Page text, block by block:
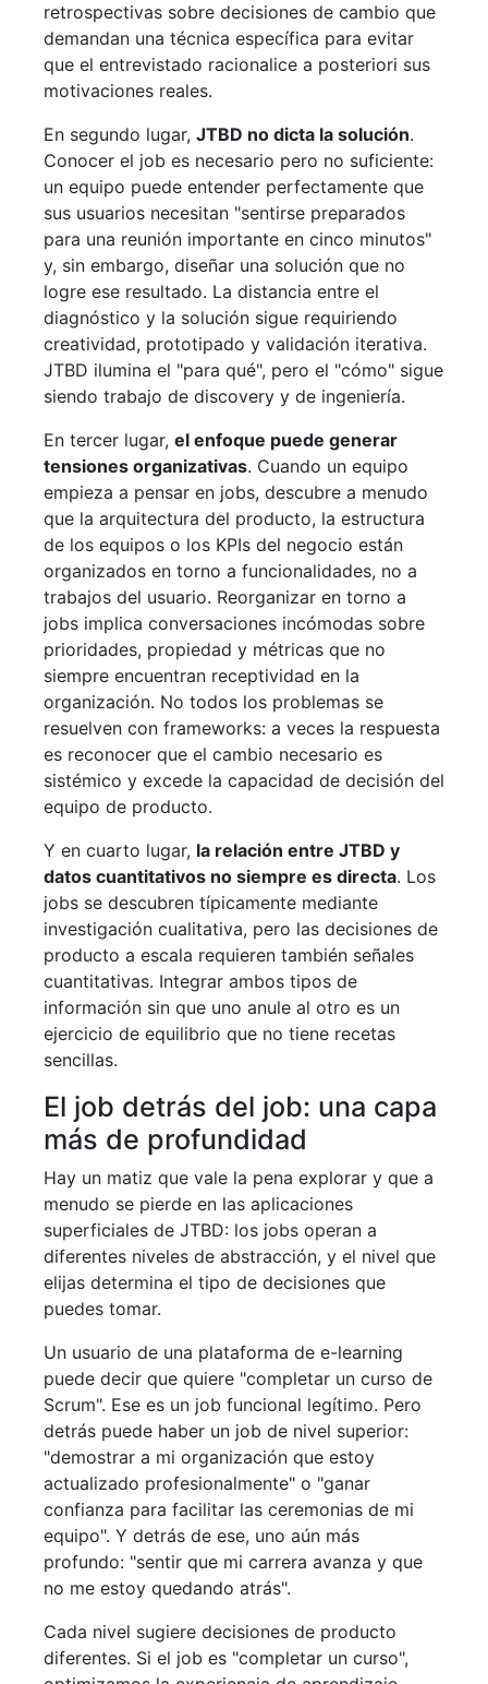
retrospectivas sobre decisiones de cambio que
demandan una técnica específica para evitar
que el entrevistado racionalice a posteriori sus
motivaciones reales.
En segundo lugar, JTBD no dicta la solución.
Conocer el job es necesario pero no suficiente:
un equipo puede entender perfectamente que
sus usuarios necesitan "sentirse preparados
para una reunión importante en cinco minutos"
y, sin embargo, diseñar una solución que no
logre ese resultado. La distancia entre el
diagnóstico y la solución sigue requiriendo
creatividad, prototipado y validación iterativa.
JTBD ilumina el "para qué", pero el "cómo" sigue
siendo trabajo de discovery y de ingeniería.
En tercer lugar, el enfoque puede generar
tensiones organizativas. Cuando un equipo
empieza a pensar en jobs, descubre a menudo
que la arquitectura del producto, la estructura
de los equipos o los KPIs del negocio están
organizados en torno a funcionalidades, no a
trabajos del usuario. Reorganizar en torno a
jobs implica conversaciones incómodas sobre
prioridades, propiedad y métricas que no
siempre encuentran receptividad en la
organización. No todos los problemas se
resuelven con frameworks: a veces la respuesta
es reconocer que el cambio necesario es
sistémico y excede la capacidad de decisión del
equipo de producto.
Y en cuarto lugar, la relación entre JTBD y
datos cuantitativos no siempre es directa. Los
jobs se descubren típicamente mediante
investigación cualitativa, pero las decisiones de
producto a escala requieren también señales
cuantitativas. Integrar ambos tipos de
información sin que uno anule al otro es un
ejercicio de equilibrio que no tiene recetas
sencillas.
El job detrás del job: una capa
más de profundidad
Hay un matiz que vale la pena explorar y que a
menudo se pierde en las aplicaciones
superficiales de JTBD: los jobs operan a
diferentes niveles de abstracción, y el nivel que
elijas determina el tipo de decisiones que
puedes tomar.
Un usuario de una plataforma de e-learning
puede decir que quiere "completar un curso de
Scrum". Ese es un job funcional legítimo. Pero
detrás puede haber un job de nivel superior:
"demostrar a mi organización que estoy
actualizado profesionalmente" o "ganar
confianza para facilitar las ceremonias de mi
equipo". Y detrás de ese, uno aún más
profundo: "sentir que mi carrera avanza y que
no me estoy quedando atrás".
Cada nivel sugiere decisiones de producto
diferentes. Si el job es "completar un curso",